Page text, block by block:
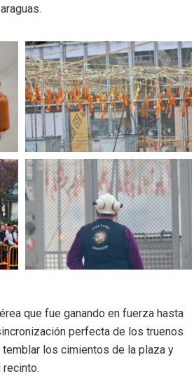
que fue ganando en fuerza hasta
perfecta de los truenos
los cimientos de la plaza y
recinto.